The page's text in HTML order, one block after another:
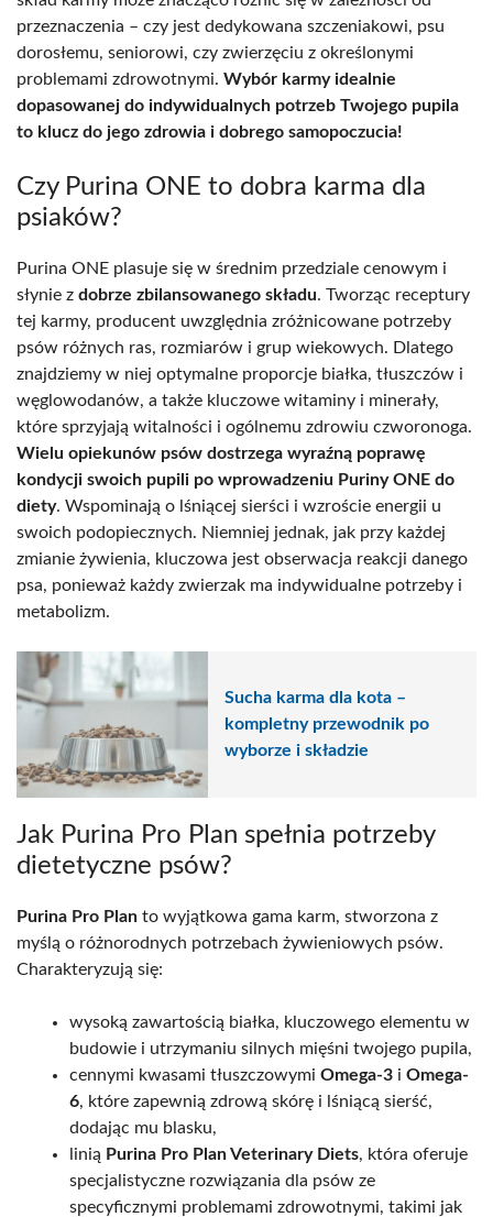
przeznaczenia – czy jest dedykowana szczeniakowi, psu
dorosłemu, seniorowi, czy zwierzęciu z określonymi
problemami zdrowotnymi. Wybór karmy idealnie
dopasowanej do indywidualnych potrzeb Twojego pupila
to klucz do jego zdrowia i dobrego samopoczucia!
Czy Purina ONE to dobra karma dla
psiaków?
Purina ONE plasuje się w średnim przedziale cenowym i
słynie z dobrze zbilansowanego składu. Tworząc receptury
tej karmy, producent uwzględnia zróżnicowane potrzeby
psów różnych ras, rozmiarów i grup wiekowych. Dlatego
znajdziemy w niej optymalne proporcje białka, tłuszczów i
węglowodanów, a także kluczowe witaminy i minerały,
które sprzyjają witalności i ogólnemu zdrowiu czworonoga.
Wielu opiekunów psów dostrzega wyraźną poprawę
kondycji swoich pupili po wprowadzeniu Puriny ONE do
diety. Wspominają o lśniącej sierści i wzroście energii u
swoich podopiecznych. Niemniej jednak, jak przy każdej
zmianie żywienia, kluczowa jest obserwacja reakcji danego
psa, ponieważ każdy zwierzak ma indywidualne potrzeby i
metabolizm.
Sucha karma dla kota –
kompletny przewodnik po
wyborze i składzie
Jak Purina Pro Plan spełnia potrzeby
dietetyczne psów?
Purina Pro Plan to wyjątkowa gama karm, stworzona z
myślą o różnorodnych potrzebach żywieniowych psów.
Charakteryzują się:
wysoką zawartością białka, kluczowego elementu w
budowie i utrzymaniu silnych mięśni twojego pupila,
cennymi kwasami tłuszczowymi Omega-3 i Omega-
6, które zapewnią zdrową skórę i lśniącą sierść,
dodając mu blasku,
linią Purina Pro Plan Veterinary Diets, która oferuje
specjalistyczne rozwiązania dla psów ze
specyficznymi problemami zdrowotnymi, takimi jak